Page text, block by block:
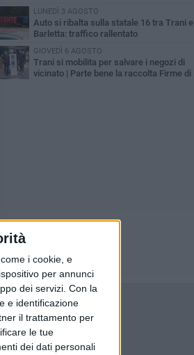
i cookie, e
per annunci
dei servizi. Con la
e identificazione
il trattamento per
le tue
dei dati personali
LUNEDÌ 3 AGOSTO
Auto si ribalta sulla statale 16 tra Trani e
Barletta: traffico rallentato
GIOVEDÌ 6 AGOSTO
Trani si mobilita per salvare i negozi di
vicinato | Parte bene la raccolta Firme di